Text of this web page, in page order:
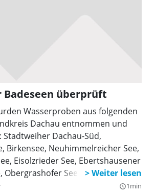
überprüft
Wasserproben aus folgenden
Dachau entnommen und
Dachau-Süd,
Birkensee, Neuhimmelreicher See,
Eisolzrieder See, Ebertshausener
Obergrashofer See und
12. August fand die Beprobung des
query_builder1min